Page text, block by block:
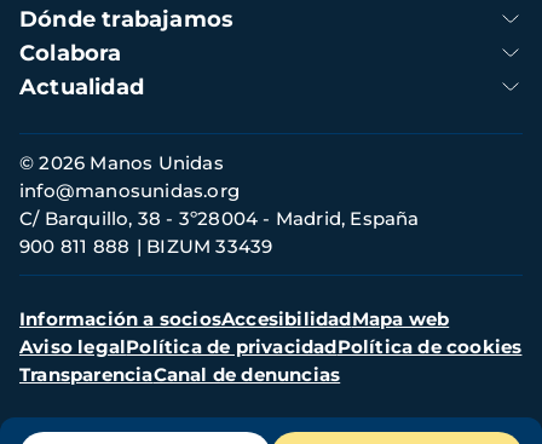
Dónde trabajamos
Colabora
Actualidad
Información
de
contacto
© 2026 Manos Unidas
C/ Barquillo, 38 - 3º28004 - Madrid, España
900 811 888
BIZUM 33439
info@manosunidas.org
Menú
secundario
Información a sociosAccesibilidadMapa web
Aviso legalPolítica de privacidadPolítica de cookies
TransparenciaCanal de denuncias